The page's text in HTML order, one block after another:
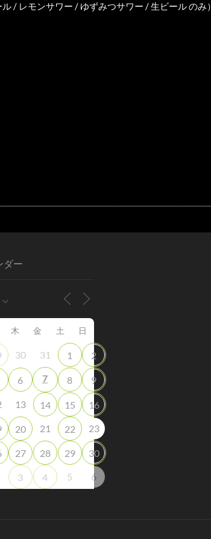
/ レモンサワー / ゆずみつサワー / 生ビール のみ）
ダー
木 金 土 日
30 31 1 2
6 7 8 9
13 14 15 16
20 21 22 23
27 28 29 30
3 4 5 6